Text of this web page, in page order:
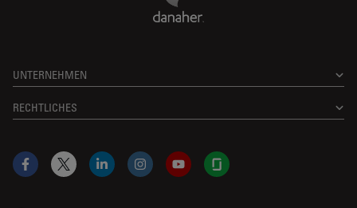
UNTERNEHMEN
RECHTLICHES
Facebook
X LinkedInInstagramYouTubeGlassdoor